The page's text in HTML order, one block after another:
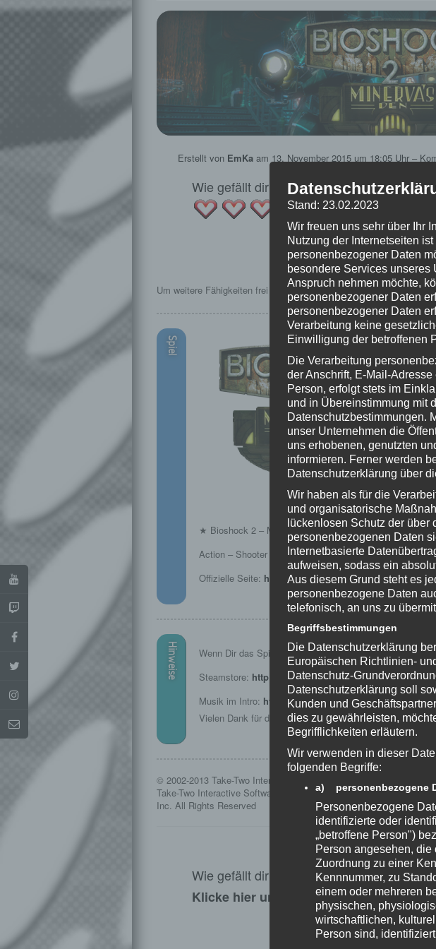
Erstellt von EmKa am 13. November 2015 um 18:05 Uhr –
Wie gefällt dir dieser Beitrag?
(Bisher keine
★ Bioshock 2 –
Folge #003 – Wir
Um weitere Fähigkeiten frei zu schalten benötigen wir mehr Adam.
Spiel
★ Bioshock 2 – Minerva’s Den (DLC)★
Action – Shooter von 2K Games
Offizielle Seite: http://www.bioshock2game.com/
Hinweise
Wenn Dir das Spiel gefällt, unterstütze bitte die
Steamstore: http://store.steampowered.com/app/
Musik im Intro: http://www.teknoaxe.com
Vielen Dank für die Erlaubnis 🙂
© 2002-2013 Take-Two Interactive Software and its subsidiaries.
Take-Two Interactive Software are all trademarks and/or registered
Inc. All Rights Reserved
Wie gefällt dir dieser Beitrag?
Klicke hier und lasse eine Bewertung
Stand: 23.02.2023
Wir freuen uns sehr über Ihr
Nutzung der Internetseiten
personenbezogener Daten
besondere Services unseres
Anspruch nehmen möchte,
personenbezogener Daten
personenbezogener Daten
Verarbeitung keine
Einwilligung der betroffenen
Die Verarbeitung
der Anschrift, E-Mail-
Person, erfolgt stets im
und in Übereinstimmung mit
Datenschutzbestimmungen.
unser Unternehmen die
uns erhobenen, genutzten
informieren. Ferner werden
Datenschutzerklärung über
Wir haben als für die
und organisatorische
lückenlosen Schutz der über
personenbezogenen Daten
Internetbasierte
aufweisen, sodass ein
Aus diesem Grund steht es
personenbezogene Daten
telefonisch, an uns zu
Begriffsbestimmungen
Die Datenschutzerklärung
Europäischen Richtlinien-
Datenschutz-
Datenschutzerklärung soll
Kunden und
dies zu gewährleisten,
Begrifflichkeiten erläutern.
Wir verwenden in dieser
folgenden Begriffe:
a) personenbezogene
Personenbezogene
identifizierte oder
„betroffene Person")
Person angesehen,
Zuordnung zu einer
Kennnummer, zu
einem oder mehreren
physischen,
wirtschaftlichen,
Person sind,